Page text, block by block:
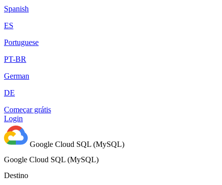
Spanish
ES
Portuguese
PT-BR
German
DE
Começar grátis
Login
Google Cloud SQL (MySQL)
Google Cloud SQL (MySQL)
Destino